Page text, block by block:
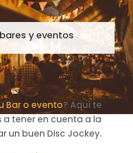
y eventos
Bar o evento? Aquí te
tener en cuenta a la
un buen Disc Jockey.